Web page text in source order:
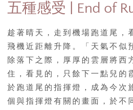
五種感受 | End of
趁著晴天，走到機場跑道尾，
飛機近距離升降。「天氣不似
除落下之際，厚厚的雲層將西
住，看見的，只餘下一點兒的
於跑道尾的指揮燈，成為今次
個與指揮燈有關的畫面，於不